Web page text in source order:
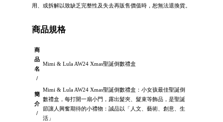
用、或拆解以致缺乏完整性及失去再販售價值時，恕無法退換貨。
商品規格
商
品
名
/
Mimi & Lula AW24 Xmas聖誕倒數禮盒
簡
介
/
Mimi & Lula AW24 Xmas聖誕倒數禮盒：小女孩最佳聖誕倒
數禮盒，每打開一扇小門，露出髮夾、髮束等飾品，是聖誕
節讓人興奮期待的小禮物：誠品以「人文、藝術、創意、生
活」